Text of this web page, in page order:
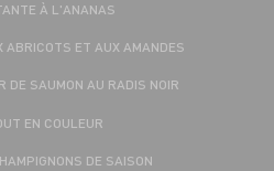
À L'ANANAS
ET AUX AMANDES
DE SAUMON AU RADIS NOIR
EN COULEUR
DE SAISON